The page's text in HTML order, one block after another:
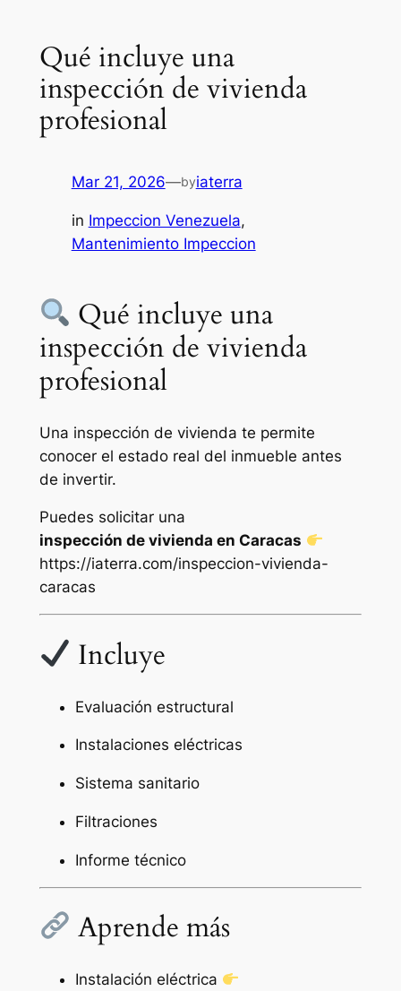
Qué incluye una
inspección de vivienda
profesional
Mar 21, 2026—byiaterra
in Impeccion Venezuela
Mantenimiento Impeccion
Qué incluye una
inspección de vivienda
profesional
Una inspección de vivienda te permite
conocer el estado real del inmueble antes
de invertir.
Puedes solicitar una
inspección de vivienda en Caracas
https://iaterra.com/inspeccion-vivienda-
caracas
Incluye
Evaluación estructural
Instalaciones eléctricas
Sistema sanitario
Filtraciones
Informe técnico
Aprende más
Instalación eléctrica